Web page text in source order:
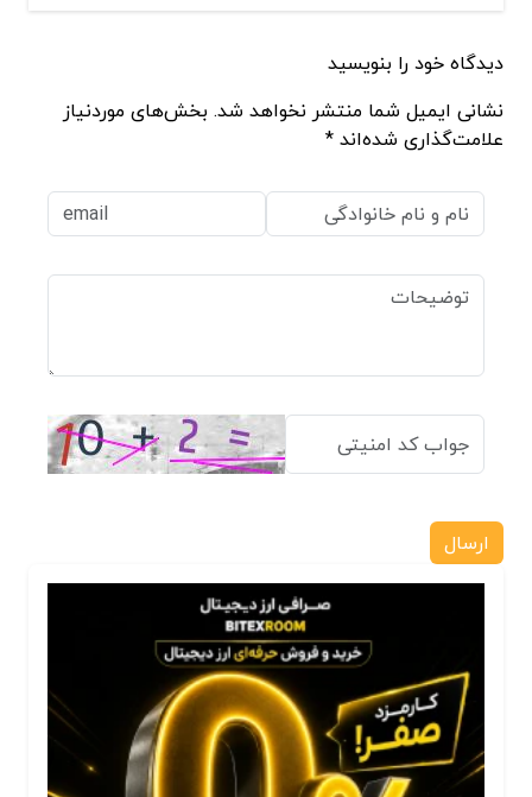
دیدگاه خود را بنویسید
نشانی ایمیل شما منتشر نخواهد شد. بخش‌های موردنیاز
علامت‌گذاری شده‌اند *
ارسال